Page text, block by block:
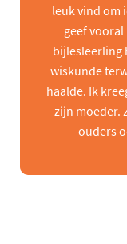
leuk vind om
geef
bijlesleerling
wiskunde
haalde. Ik
zijn moeder.
ouders